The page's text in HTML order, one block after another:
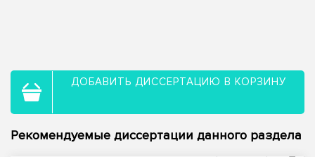
ДОБАВИТЬ ДИССЕРТАЦИЮ В КОРЗИНУ
Рекомендуемые диссертации данного раздела